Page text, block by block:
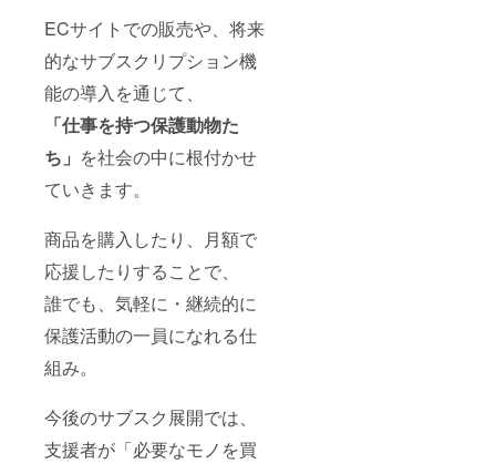
ECサイトでの販売や、将来
的なサブスクリプション機
能の導入を通じて、
「仕事を持つ保護動物た
ち」 を社会の中に根付かせ
ていきます。
商品を購入したり、月額で
応援したりすることで、
誰でも、気軽に・継続的に
保護活動の一員になれる仕
組み。
今後のサブスク展開では、
支援者が「必要なモノを買